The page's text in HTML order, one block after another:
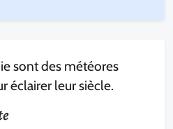
sont des météores
éclairer leur siècle.